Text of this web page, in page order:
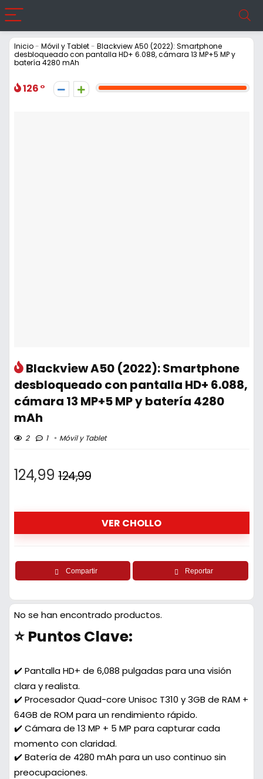
Inicio- Móvil y Tablet- Blackview A50 (2022): Smartphone
desbloqueado con pantalla HD+ 6.088, cámara 13 MP+5 MP y
batería 4280 mAh
126
Blackview A50 (2022): Smartphone
desbloqueado con pantalla HD+ 6.088,
cámara 13 MP+5 MP y batería 4280
mAh
2 1 Móvil y Tablet
124,99 124,99
VER CHOLLO
Compartir Reportar
No se han encontrado productos.
⭐ Puntos Clave:
✔️ Pantalla HD+ de 6,088 pulgadas para una visión
clara y realista.
✔️ Procesador Quad-core Unisoc T310 y 3GB de RAM +
64GB de ROM para un rendimiento rápido.
✔️ Cámara de 13 MP + 5 MP para capturar cada
momento con claridad.
✔️ Batería de 4280 mAh para un uso continuo sin
preocupaciones.